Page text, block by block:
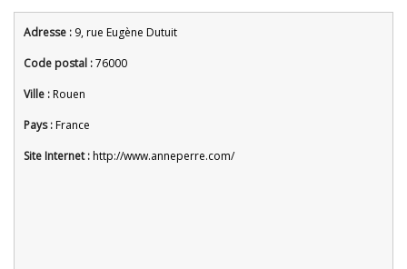
Adresse : 9, rue Eugène Dutuit
Code postal :76000
Ville :Rouen
Pays :France
Site Internet :http://www.anneperre.com/